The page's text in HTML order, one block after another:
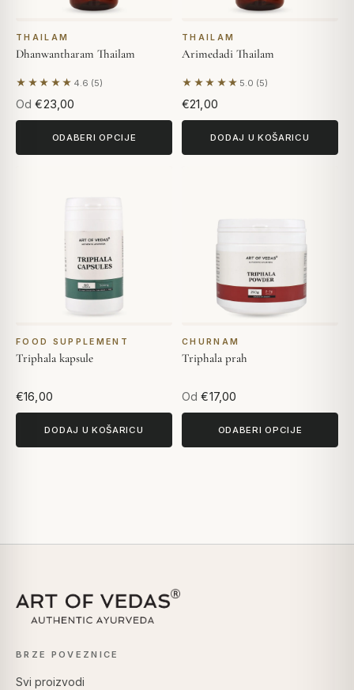
THAILAM
Dhanwantharam Thailam
★★★★★ 4.6 (5)
Na temelju 5 recenzija
Od €23,00
ODABERI OPCIJE
THAILAM
Arimedadi Thailam
★★★★★ 5.0 (5)
Na temelju 5 recenzija
€21,00
DODAJ U KOŠARICU
FOOD SUPPLEMENT
Triphala kapsule
€16,00
DODAJ U KOŠARICU
CHURNAM
Triphala prah
Od €17,00
ODABERI OPCIJE
BRZE POVEZNICE
Svi proizvodi